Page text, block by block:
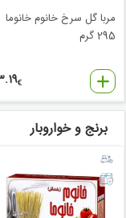
مربا گل سرخ خانوم خانوما
295 گرم
€
برنج و خواروبار